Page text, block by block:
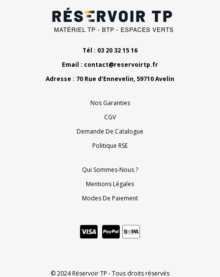
Tél : 03 20 32 15 16
Email : contact@reservoirtp.fr
Adresse : 70 Rue d'Ennevelin, 59710 Avelin
Nos Garanties
CGV
Demande De Catalogue
Politique RSE
Qui Sommes-Nous ?
Mentions Légales
Modes De Paiement
© 2024 Réservoir TP - Tous droits réservés